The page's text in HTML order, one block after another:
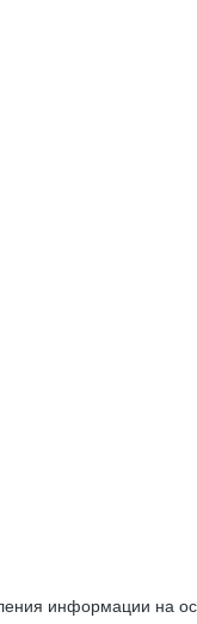
информации на